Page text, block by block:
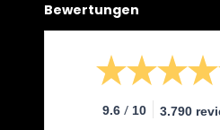
Bewertungen
9.6 / 10 3.790